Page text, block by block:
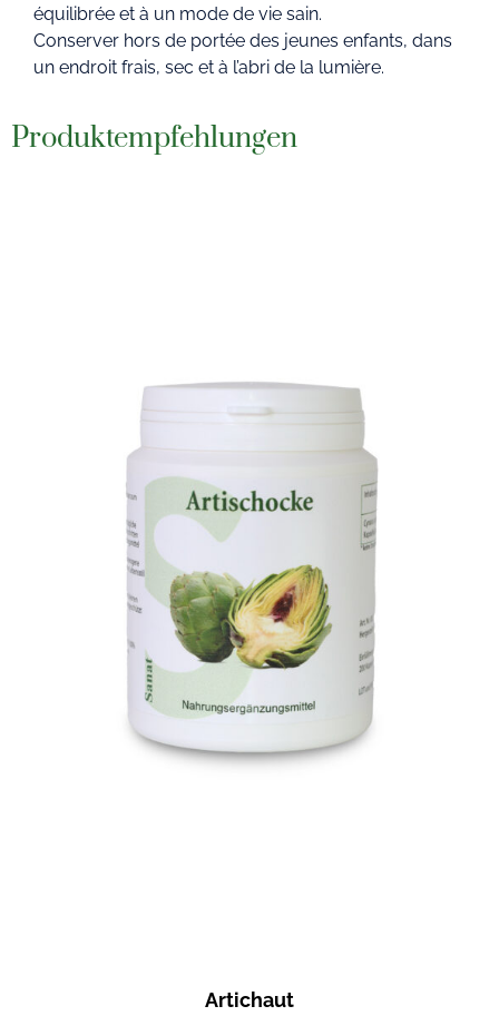
équilibrée et à un mode de vie sain.
Conserver hors de portée des jeunes enfants, dans
un endroit frais, sec et à l’abri de la lumière.
Produktempfehlungen
Artichaut